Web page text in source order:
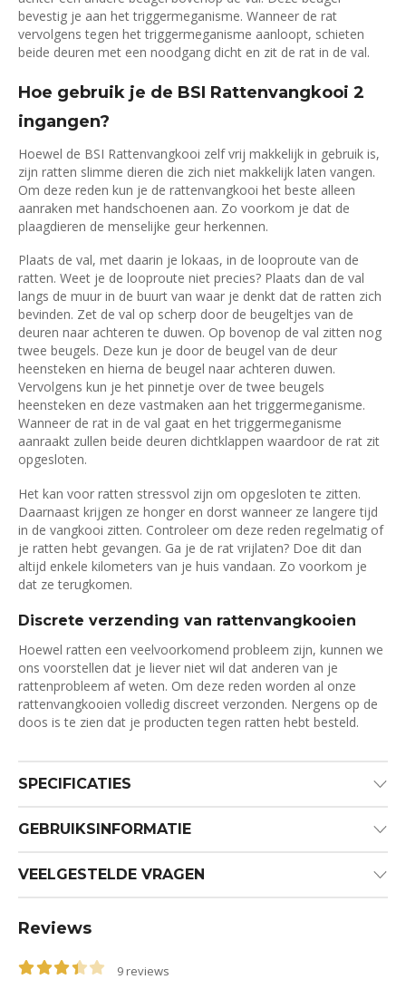
bevestig je aan het triggermeganisme. Wanneer de rat
vervolgens tegen het triggermeganisme aanloopt, schieten
beide deuren met een noodgang dicht en zit de rat in de val.
Hoe gebruik je de BSI Rattenvangkooi 2
ingangen?
Hoewel de BSI Rattenvangkooi zelf vrij makkelijk in gebruik is,
zijn ratten slimme dieren die zich niet makkelijk laten vangen.
Om deze reden kun je de rattenvangkooi het beste alleen
aanraken met handschoenen aan. Zo voorkom je dat de
plaagdieren de menselijke geur herkennen.
Plaats de val, met daarin je lokaas, in de looproute van de
ratten. Weet je de looproute niet precies? Plaats dan de val
langs de muur in de buurt van waar je denkt dat de ratten zich
bevinden. Zet de val op scherp door de beugeltjes van de
deuren naar achteren te duwen. Op bovenop de val zitten nog
twee beugels. Deze kun je door de beugel van de deur
heensteken en hierna de beugel naar achteren duwen.
Vervolgens kun je het pinnetje over de twee beugels
heensteken en deze vastmaken aan het triggermeganisme.
Wanneer de rat in de val gaat en het triggermeganisme
aanraakt zullen beide deuren dichtklappen waardoor de rat zit
opgesloten.
Het kan voor ratten stressvol zijn om opgesloten te zitten.
Daarnaast krijgen ze honger en dorst wanneer ze langere tijd
in de vangkooi zitten. Controleer om deze reden regelmatig of
je ratten hebt gevangen. Ga je de rat vrijlaten? Doe dit dan
altijd enkele kilometers van je huis vandaan. Zo voorkom je
dat ze terugkomen.
Discrete verzending van rattenvangkooien
Hoewel ratten een veelvoorkomend probleem zijn, kunnen we
ons voorstellen dat je liever niet wil dat anderen van je
rattenprobleem af weten. Om deze reden worden al onze
rattenvangkooien volledig discreet verzonden. Nergens op de
doos is te zien dat je producten tegen ratten hebt besteld.
SPECIFICATIES
GEBRUIKSINFORMATIE
VEELGESTELDE VRAGEN
Reviews
9 reviews